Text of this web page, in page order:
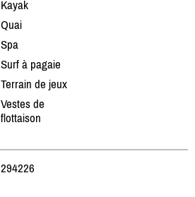
Kayak
Quai
Spa
Surf à pagaie
Terrain de jeux
Vestes de
flottaison
294226